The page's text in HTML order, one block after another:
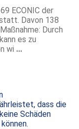
ECONIC der
Davon 138
Durch
es zu
wi ...